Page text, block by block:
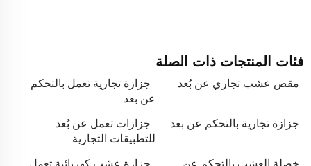
فئات المنتجات ذات الصلة
مقص عشب تجاري عن بُعد
جزازة تجارية تعمل بالتحكم
عن بعد
جزازة تجارية بالتحكم عن بعد
جزازات تعمل عن بُعد
للتطبيقات التجارية